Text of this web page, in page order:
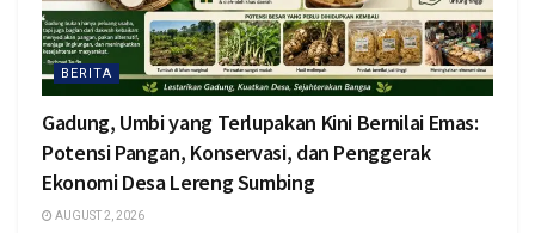
BERITA
Gadung, Umbi yang Terlupakan Kini Bernilai Emas:
Potensi Pangan, Konservasi, dan Penggerak
Ekonomi Desa Lereng Sumbing
AUGUST 2, 2026